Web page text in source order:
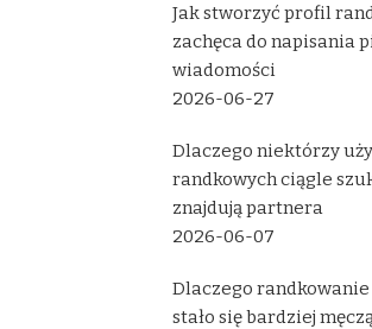
Jak stworzyć profil
zachęca do napisania
wiadomości
2026-06-27
Dlaczego niektórzy
randkowych ciągle
znajdują partnera
2026-06-07
Dlaczego
stało się bardziej